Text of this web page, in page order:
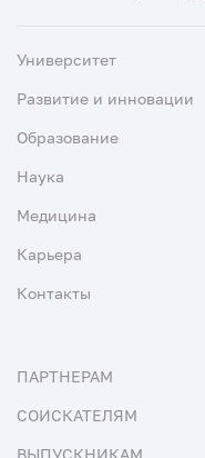
Университет
Развитие и инновации
Образование
Наука
Медицина
Карьера
Контакты
ПАРТНЕРАМ
СОИСКАТЕЛЯМ
ВЫПУСКНИКАМ